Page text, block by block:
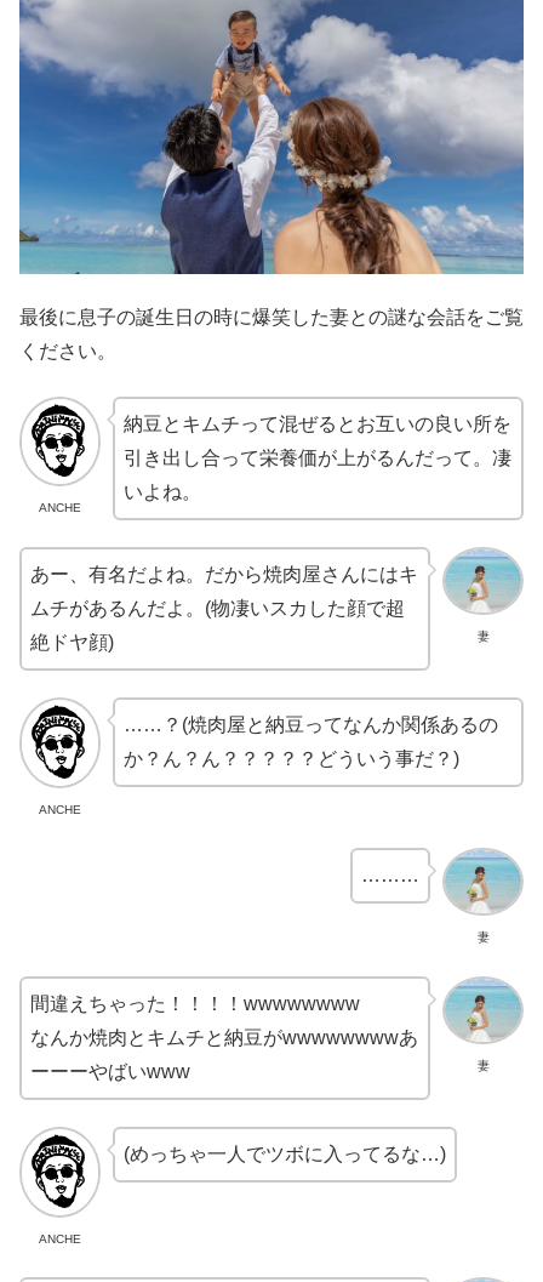
最後に息子の誕生日の時に爆笑した妻との謎な会話をご覧
ください。
ANCHE
納豆とキムチって混ぜるとお互いの良い所を
引き出し合って栄養価が上がるんだって。凄
いよね。
妻
あー、有名だよね。だから焼肉屋さんにはキ
ムチがあるんだよ。(物凄いスカした顔で超
絶ドヤ顔)
ANCHE
……？(焼肉屋と納豆ってなんか関係あるの
か？ん？ん？？？？？どういう事だ？)
妻
………
妻
間違えちゃった！！！！wwwwwwww
なんか焼肉とキムチと納豆がwwwwwwwwあ
ーーーやばいwww
ANCHE
(めっちゃ一人でツボに入ってるな…)